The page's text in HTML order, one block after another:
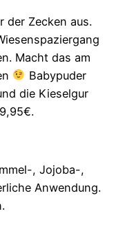
der Zecken aus.
Macht das am
Babypuder
die Kieselgur
, Jojoba-,
Anwendung.